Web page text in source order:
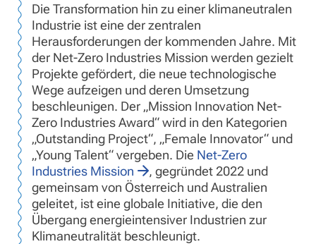
Die Transformation hin zu einer klimaneutralen
Industrie ist eine der zentralen
Herausforderungen der kommenden Jahre. Mit
der Net-Zero Industries Mission werden gezielt
Projekte gefördert, die neue technologische
Wege aufzeigen und deren Umsetzung
beschleunigen. Der „Mission Innovation Net-
Zero Industries Award“ wird in den Kategorien
„Outstanding Project“, „Female Innovator“ und
„Young Talent“ vergeben. Die Net-Zero
Industries Mission
, gegründet 2022 und
gemeinsam von Österreich und Australien
geleitet, ist eine globale Initiative, die den
Übergang energieintensiver Industrien zur
Klimaneutralität beschleunigt.